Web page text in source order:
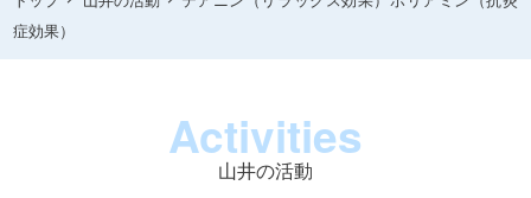
症効果）
Activities
山井の活動